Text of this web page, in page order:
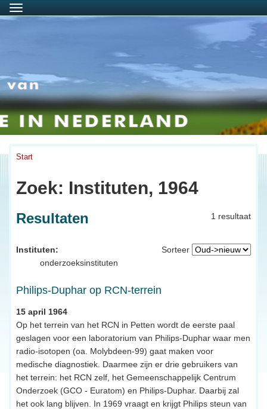
Menu
Start
Zoek: Instituten, 1964
1 resultaat
Resultaten
Sorteer
Instituten:
onderzoeksinstituten
Philips-Duphar op RCN-terrein
15 april 1964
Op het terrein van het RCN in Petten wordt de eerste paal
geslagen voor een laboratorium van Philips-Duphar waar men
radio-isotopen (oa. Molybdeen-99) gaat maken voor
medische diagnostiek. Daarmee zijn er drie gebruikers van
het terrein: het RCN zelf, het Gemeenschappelijk Centrum
Onderzoek (GCO - Euratom) en Philips-Duphar. Daarbij zal
het ook lang blijven. In 1969 vraagt en krijgt Philips steun van